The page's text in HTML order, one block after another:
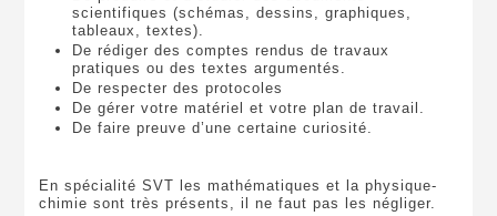
scientifiques (schémas, dessins, graphiques,
tableaux, textes).
De rédiger des comptes rendus de travaux
pratiques ou des textes argumentés.
De respecter des protocoles
De gérer votre matériel et votre plan de travail.
De faire preuve d’une certaine curiosité.
En spécialité SVT les mathématiques et la physique-
chimie sont très présents, il ne faut pas les négliger.